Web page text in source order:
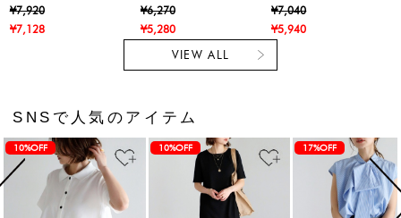
キャミワンピース
¥7,920
¥7,128
ース
¥6,270
¥5,280
ッド付きスクエアネッ
クリブニットワンピー
ス
¥7,040
¥5,940
VIEW ALL
SNSで人気のアイテム
10%OFF 10%OFF 17%OFF